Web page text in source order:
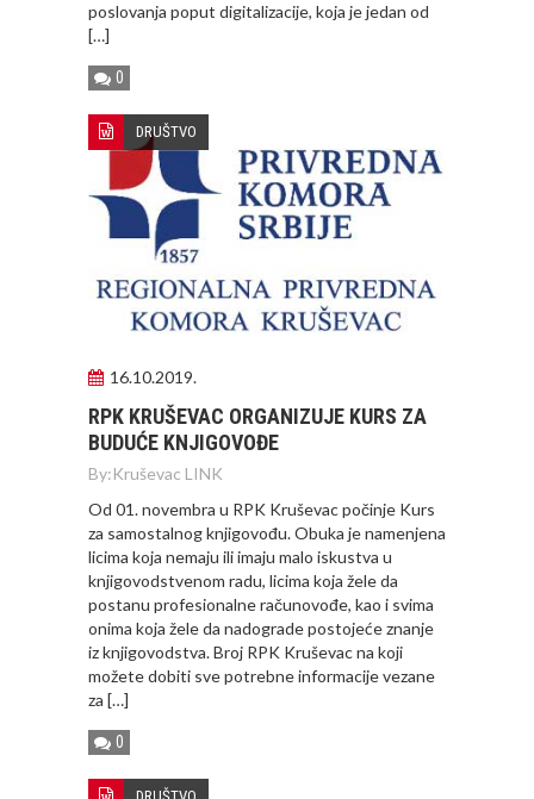
poslovanja poput digitalizacije, koja je jedan od
[…]
0
DRUŠTVO
16.10.2019.
RPK KRUŠEVAC ORGANIZUJE KURS ZA
BUDUĆE KNJIGOVOĐE
By:Kruševac LINK
Od 01. novembra u RPK Kruševac počinje Kurs
za samostalnog knjigovođu. Obuka je namenjena
licima koja nemaju ili imaju malo iskustva u
knjigovodstvenom radu, licima koja žele da
postanu profesionalne računovođe, kao i svima
onima koja žele da nadograde postojeće znanje
iz knjigovodstva. Broj RPK Kruševac na koji
možete dobiti sve potrebne informacije vezane
za […]
0